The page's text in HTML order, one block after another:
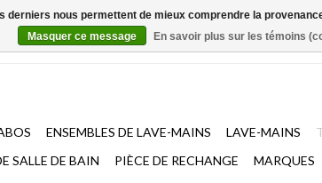
ENSEMBLES DE LAVE-MAINS LAVE-MAINS
SALLE DE BAIN
PIÈCE DE RECHANGE MARQUES
nous permettent de mieux comprendre la
Masquer ce message
En savoir plus sur les témoins